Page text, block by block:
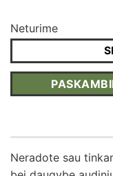
Neturime
Neradote sau